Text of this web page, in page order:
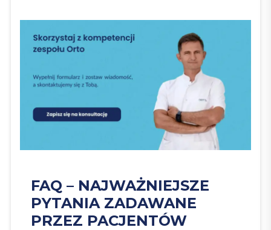
FAQ – NAJWAŻNIEJSZE
PYTANIA ZADAWANE
PRZEZ PACJENTÓW